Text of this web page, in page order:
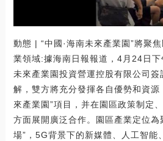
動態 | “中國·海南未來產業園”將聚
業領域:據海南日報報道，4月24日
未來產業園投資營運控股有限公司簽
解，雙方將充分發揮各自優勢和資源
來產業園”項目，并在園區政策制定
方面展開廣泛合作。園區產業定位為
場”，5G背景下的新媒體、人工智能